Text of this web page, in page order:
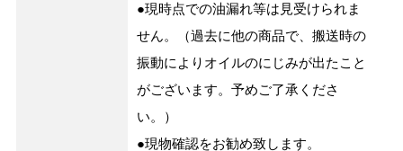
●現時点での油漏れ等は見受けられま
せん。（過去に他の商品で、搬送時の
振動によりオイルのにじみが出たこと
がございます。予めご了承くださ
い。）
●現物確認をお勧め致します。